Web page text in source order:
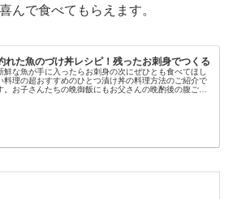
んで食べてもらえます。
れた魚のづけ丼レシピ！残ったお刺身でつくる
鮮な魚が手に入ったらお刺身の次にぜひとも食べてほし
料理の超おすすめのひとつ漬け丼の料理方法のご紹介で
。お子さんたちの晩御飯にもお父さんの晩酌後の腹ごし